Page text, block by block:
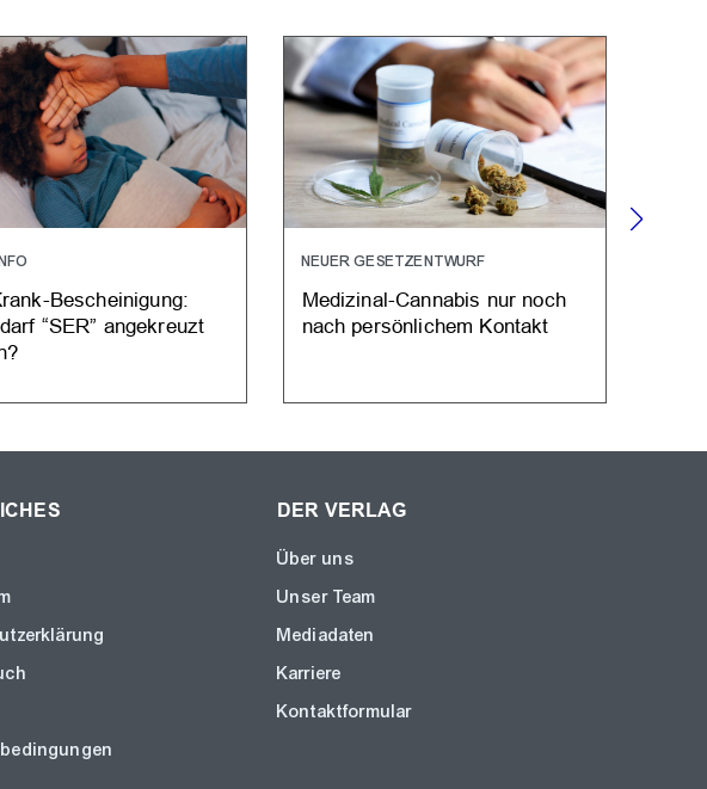
Bescheinigung:
“SER” angekreuzt
NEUER GESETZENTWURF
Medizinal-Cannabis nur noch
nach persönlichem Kontakt
DER VERLAG
Über uns
Unser Team
Mediadaten
Karriere
Kontaktformular